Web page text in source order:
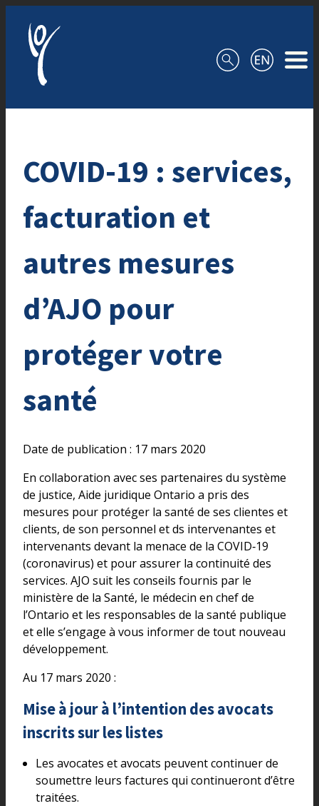
COVID-19 : services,
facturation et
autres mesures
d’AJO pour
protéger votre
santé
Date de publication : 17 mars 2020
En collaboration avec ses partenaires du système
de justice, Aide juridique Ontario a pris des
mesures pour protéger la santé de ses clientes et
clients, de son personnel et ds intervenantes et
intervenants devant la menace de la COVID‑19
(coronavirus) et pour assurer la continuité des
services. AJO suit les conseils fournis par le
ministère de la Santé, le médecin en chef de
l’Ontario et les responsables de la santé publique
et elle s’engage à vous informer de tout nouveau
développement.
Au 17 mars 2020 :
Mise à jour à l’intention des avocats
inscrits sur les listes
Les avocates et avocats peuvent continuer de
soumettre leurs factures qui continueront d’être
traitées.